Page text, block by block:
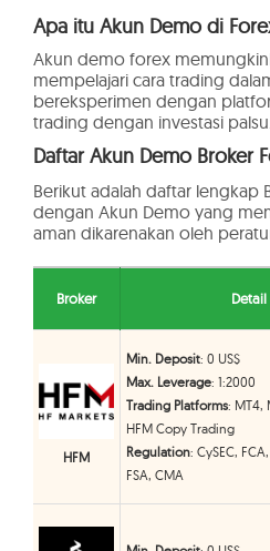
Apa itu Akun Demo di
Akun demo forex
mempelajari cara trading
bereksperimen dengan
trading dengan investasi palsu.
Daftar Akun Demo Broker
Berikut adalah daftar lengkap
dengan Akun Demo yang
aman dikarenakan oleh
Broker Detail
HFM
Min. Deposit: 0 US$
Max. Leverage: 1:2000
Trading Platforms: MT4,
HFM Copy Trading
Regulation: CySEC,
FSA, CMA